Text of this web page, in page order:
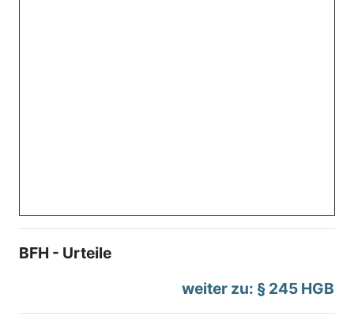
BFH - Urteile
weiter zu: § 245 HGB